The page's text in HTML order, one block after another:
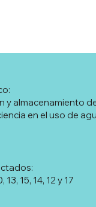
y almacenamiento
en el uso de
13, 15, 14, 12 y 17